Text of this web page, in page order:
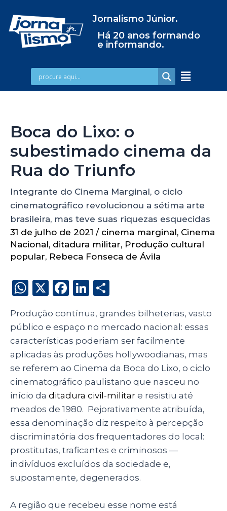
Jornalismo Júnior.
Há 20 anos formando
e informando.
Boca do Lixo: o
subestimado cinema da
Rua do Triunfo
Integrante do Cinema Marginal, o ciclo
cinematográfico revolucionou a sétima arte
brasileira, mas teve suas riquezas esquecidas
31 de julho de 2021 / cinema marginal, Cinema
Nacional, ditadura militar, Produção cultural
popular, Rebeca Fonseca de Ávila
W
a
ts
A
p
p
X
F
c
e
b
o
o
k
Li
k
e
dI
n
a
re
Produção contínua, grandes bilheterias, vasto
público e espaço no mercado nacional: essas
características poderiam ser facilmente
aplicadas às produções hollywoodianas, mas
se referem ao Cinema da Boca do Lixo, o ciclo
cinematográfico paulistano que nasceu no
início da ditadura civil-militar e resistiu até
meados de 1980. Pejorativamente atribuída,
essa denominação diz respeito à percepção
discriminatória dos frequentadores do local:
prostitutas, traficantes e criminosos —
indivíduos excluídos da sociedade e,
supostamente, degenerados.
A região que recebeu esse nome está